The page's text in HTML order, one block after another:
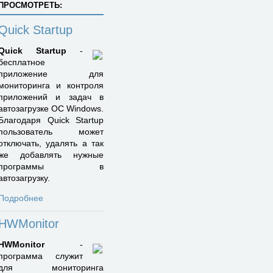
Startup
Startup -
для
и контроля
и задач в
ОС Windows.
Quick Startup
может
удалять а так
добавлять нужные
в
-
служит
мониторинга